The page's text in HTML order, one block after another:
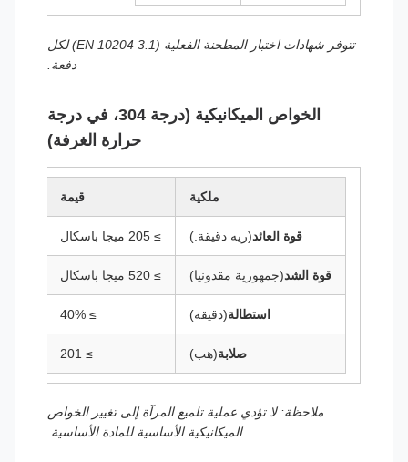
تتوفر شهادات اختبار المطحنة الفعلية (EN 10204 3.1) لكل
دفعة.
الخواص الميكانيكية (درجة 304، في درجة
حرارة الغرفة)
ملكية قيمة
قوة العائد(ريه دقيقة.) ≥ 205 ميجا باسكال
قوة الشد(جمهورية مقدونيا) ≥ 520 ميجا باسكال
استطالة(دقيقة) ≥ 40%
صلابة(هب) ≥ 201
ملاحظة: لا تؤدي عملية تلميع المرآة إلى تغيير الخواص
الميكانيكية الأساسية للمادة الأساسية.